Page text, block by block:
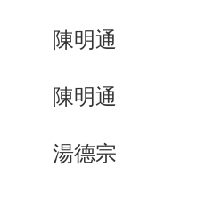
陳明通
陳明通
湯德宗